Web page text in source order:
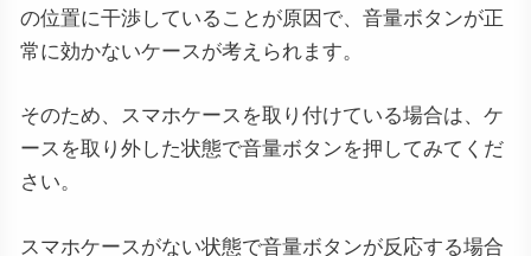
の位置に干渉していることが原因で、音量ボタンが正
常に効かないケースが考えられます。
そのため、スマホケースを取り付けている場合は、ケ
ースを取り外した状態で音量ボタンを押してみてくだ
さい。
スマホケースがない状態で音量ボタンが反応する場合